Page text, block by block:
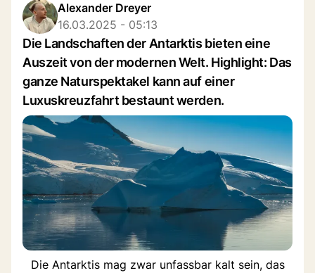
Alexander Dreyer
16.03.2025 - 05:13
Die Landschaften der Antarktis bieten eine
Auszeit von der modernen Welt. Highlight: Das
ganze Naturspektakel kann auf einer
Luxuskreuzfahrt bestaunt werden.
Die Antarktis mag zwar unfassbar kalt sein, das